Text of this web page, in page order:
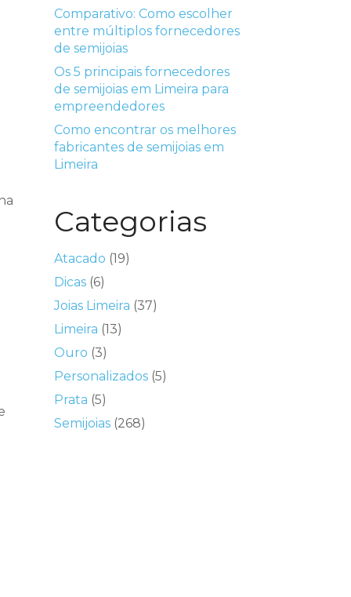
Comparativo: Como escolher
entre múltiplos fornecedores
de semijoias
Os 5 principais fornecedores
de semijoias em Limeira para
empreendedores
Como encontrar os melhores
fabricantes de semijoias em
Limeira
Categorias
Atacado (19)
Dicas(6)
Joias Limeira (37)
Limeira (13)
Ouro (3)
Personalizados(5)
Prata (5)
Semijoias(268)